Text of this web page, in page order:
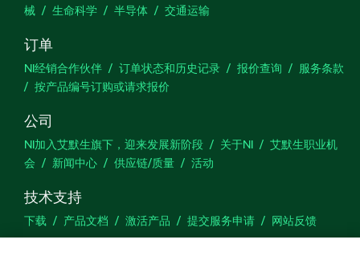
械
生命科学 半导体 交通运输
订单
NI经销合作伙伴 订单状态和历史记录 报价查询
服务条款
按产品编号订购或请求报价
公司
NI加入艾默生旗下，迎来发展新阶段 关于NI
艾默生职业机
会
新闻中心 供应链/质量 活动
技术支持
下载 产品文档 激活产品 提交服务申请 网站反馈